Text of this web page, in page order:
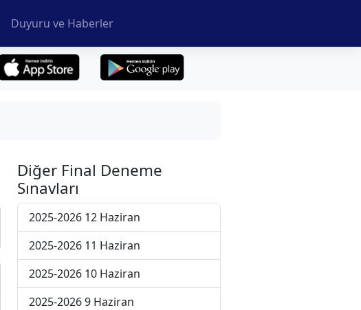
Duyuru ve Haberler
Diğer Final Deneme
Sınavları
2025-2026 12 Haziran
2025-2026 11 Haziran
2025-2026 10 Haziran
2025-2026 9 Haziran